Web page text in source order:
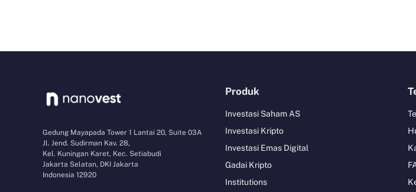
Gedung Mayapada Tower 1 Lantai 20, Suite 03A
Jl. Jend. Sudirman Kav. 28,
Kel. Kuningan Karet, Kec. Setiabudi
Jakarta Selatan, DKI Jakarta
Indonesia 12920
Produk
Investasi Saham AS
Investasi Kripto
Investasi Emas Digital
Gadai Kripto
Institutions